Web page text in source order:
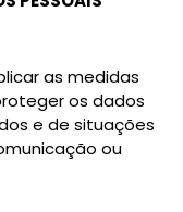
as medidas
os dados
e de situações
ou